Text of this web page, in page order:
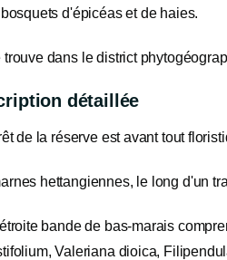
d'épicéas et de haies.
trouve dans le district
détaillée
de la réserve est avant tout
hettangiennes, le long d'un
bande de bas-marais
Valeriana dioica,